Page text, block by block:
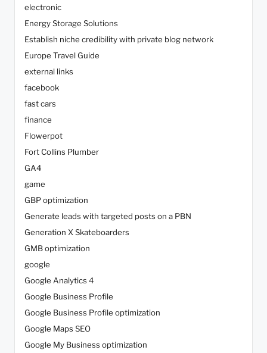
electronic
Energy Storage Solutions
Establish niche credibility with private blog network
Europe Travel Guide
external links
facebook
fast cars
finance
Flowerpot
Fort Collins Plumber
GA4
game
GBP optimization
Generate leads with targeted posts on a PBN
Generation X Skateboarders
GMB optimization
google
Google Analytics 4
Google Business Profile
Google Business Profile optimization
Google Maps SEO
Google My Business optimization